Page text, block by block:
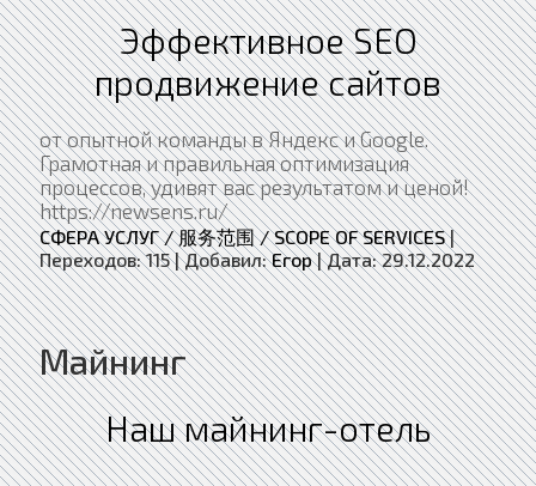
Эффективное SEO
продвижение сайтов
от опытной команды в Яндекс и Google.
Грамотная и правильная оптимизация
процессов, удивят вас результатом и ценой!
https://newsens.ru/
СФЕРА УСЛУГ / 服务范围 / SCOPE OF SERVICES|
Переходов: 115 |Добавил: Егор |Дата: 29.12.2022
Майнинг
Наш майнинг-отель